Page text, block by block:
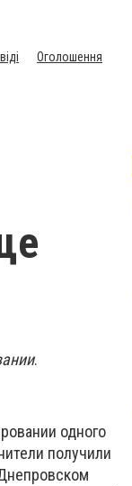
Оголошення
.
одного
получили